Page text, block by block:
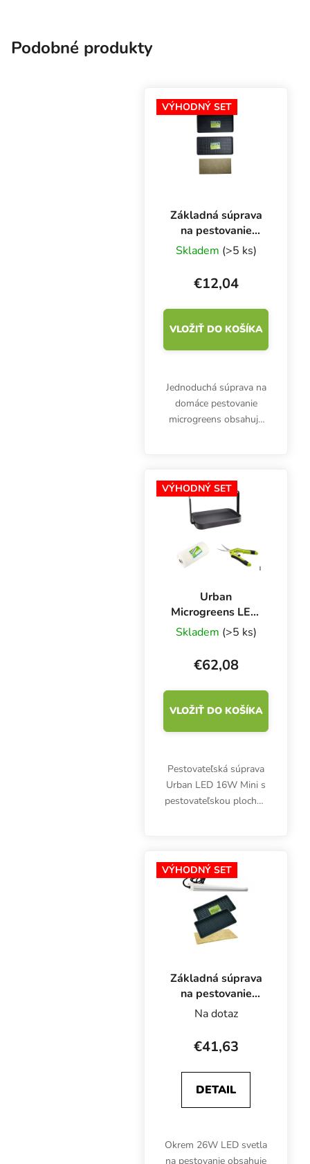
Podobné produkty
VÝHODNÝ SET
Základná súprava
na pestovanie
mikrozeleniny,
Hempflax
Skladem (>5 ks)
€12,04
VLOŽIŤ DO KOŠÍKA
Jednoduchá súprava na
domáce pestovanie
microgreens obsahuje
drenážou) a konopnú
rohož Hempflax s
rozmermi 50x24 cm.
VÝHODNÝ SET
Urban
Microgreens LED,
16 W, 6400K, s
netkanou textíliou
a nožnicami
Skladem (>5 ks)
€62,08
VLOŽIŤ DO KOŠÍKA
Pestovateľská súprava
Urban LED 16W Mini s
pestovateľskou plochou
rastlín doma v kuchyni
alebo obývačke.
Osvetlenie LED...
VÝHODNÝ SET
Základná súprava
na pestovanie
mikrozeleniny s
minerálna vlna
Grodan
Na dotaz
€41,63
DETAIL
Okrem 26W LED svetla
na pestovanie obsahuje